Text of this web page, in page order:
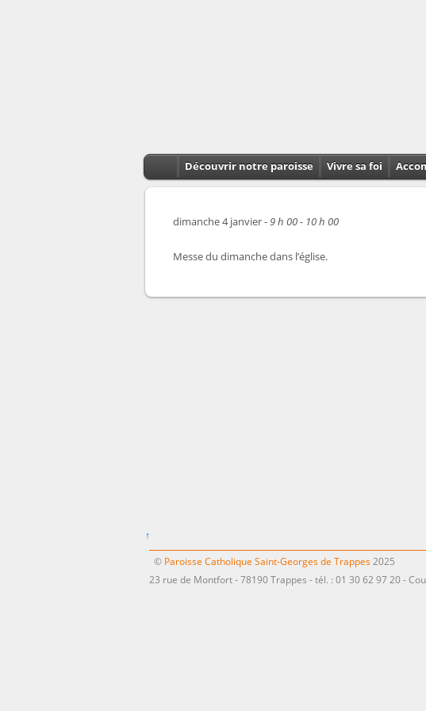
Découvrir notre paroisse Vivre sa foi
dimanche 4 janvier -9 h 00 - 10 h 00
Messe du dimanche dans l’église.
↑
© Paroisse Catholique Saint-Georges de Trappes 2025
23 rue de Montfort - 78190 Trappes - tél. : 01 30 62 97 20 -